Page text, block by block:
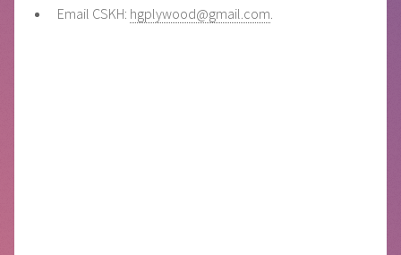
Email CSKH: hgplywood@gmail.com